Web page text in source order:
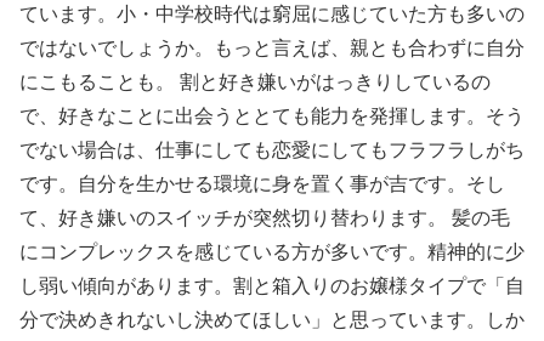
ています。小・中学校時代は窮屈に感じていた方も多いの
ではないでしょうか。もっと言えば、親とも合わずに自分
にこもることも。 割と好き嫌いがはっきりしているの
で、好きなことに出会うととても能力を発揮します。そう
でない場合は、仕事にしても恋愛にしてもフラフラしがち
です。自分を生かせる環境に身を置く事が吉です。そし
て、好き嫌いのスイッチが突然切り替わります。 髪の毛
にコンプレックスを感じている方が多いです。精神的に少
し弱い傾向があります。割と箱入りのお嬢様タイプで「自
分で決めきれないし決めてほしい」と思っています。しか